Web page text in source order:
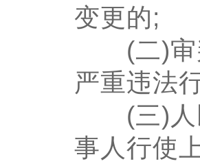
变更的;
(二)
严重违法
(三)
事人行使